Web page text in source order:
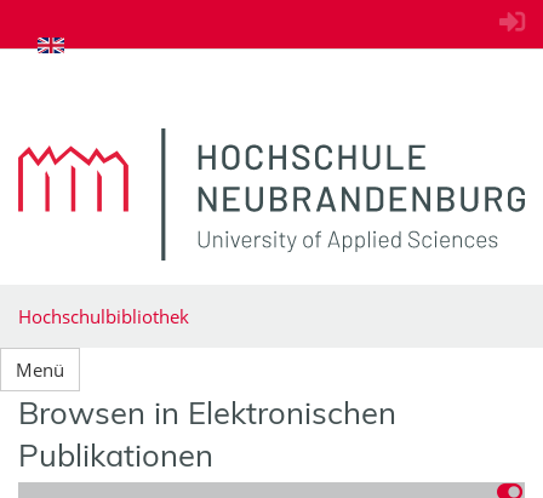
zum Inhalt springen
Hochschulbibliothek
Menü
Browsen in Elektronischen
Publikationen